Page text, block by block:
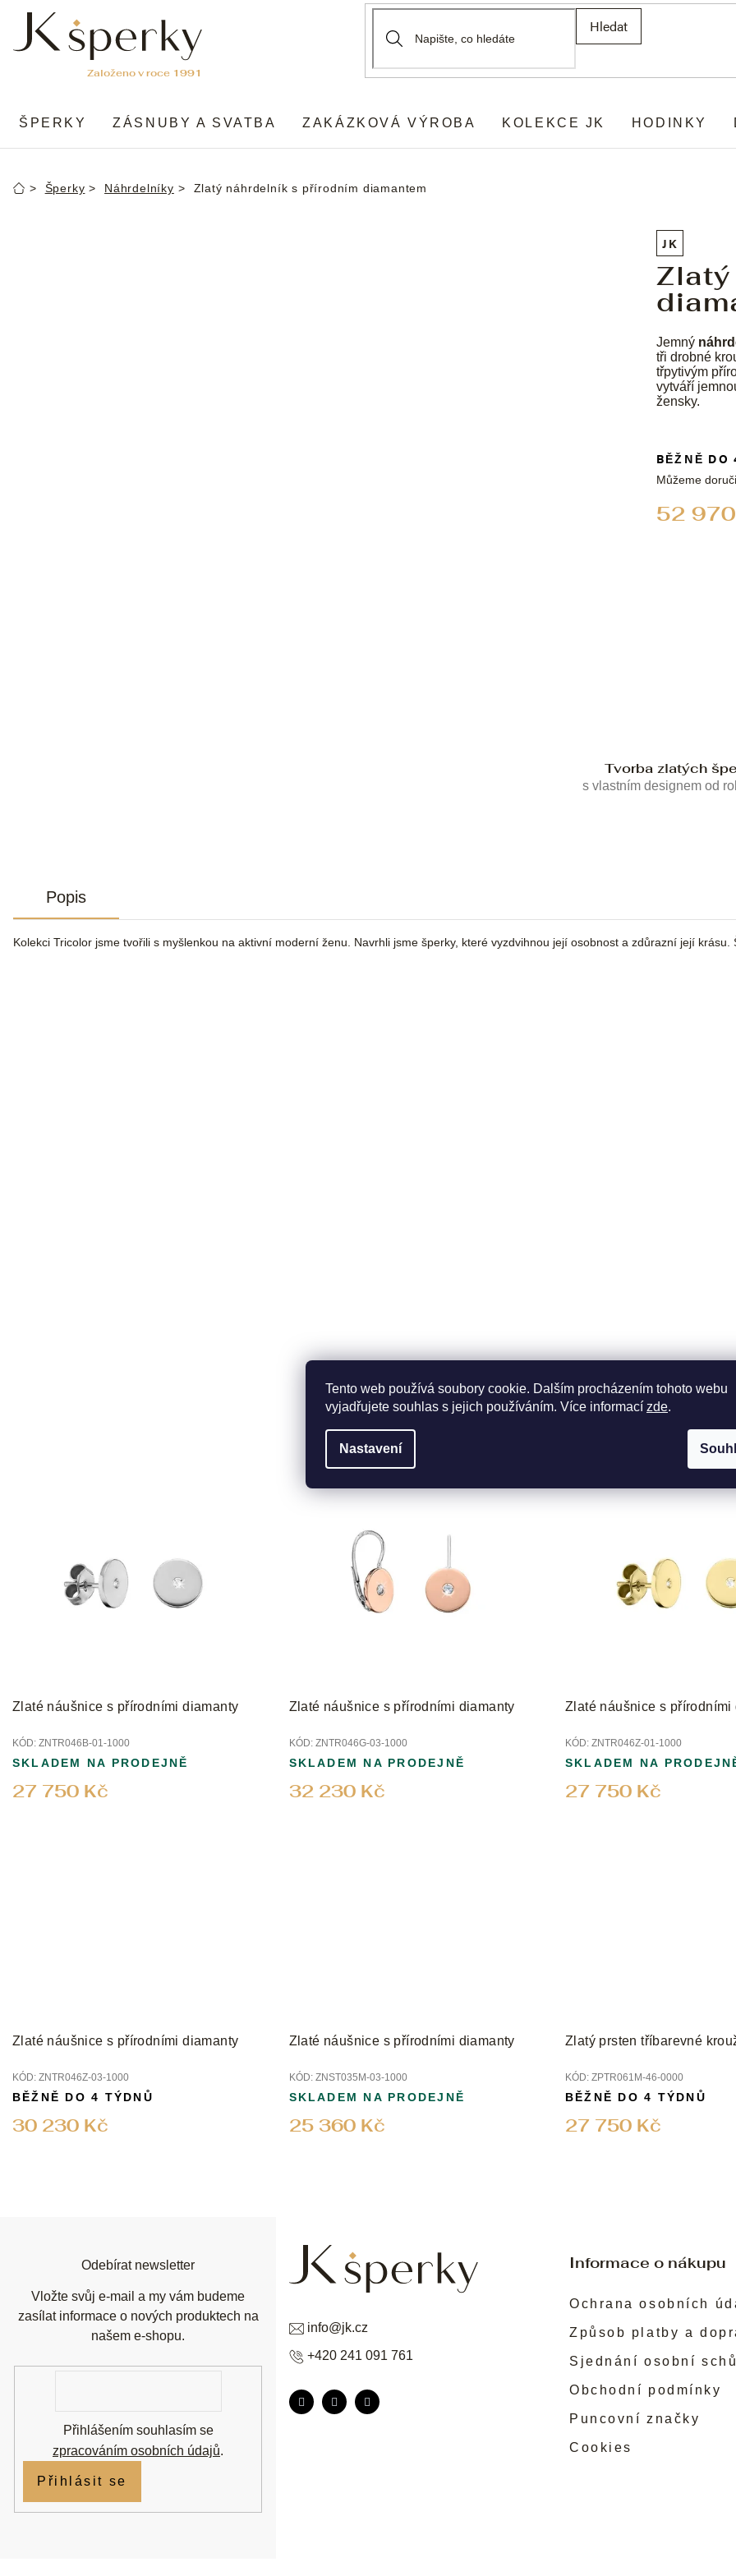
Tento web používá soubory cookie. Dalším procházením tohoto webu
vyjadřujete souhlas s jejich používáním. Více informací zde.
Nastavení
obsah
Hledat
ŠPERKY ZÁSNUBY A SVATBA ZAKÁZKOVÁ VÝROBA KOLEKCE JK HODINKY
DomůŠperky Náhrdelníky Zlatý náhrdelník s přírodním diamantem
JK
Jemný
tři drobné
třpytivým
vytváří
žensky.
52
BĚŽNĚ DO
Můžeme
Tvorba zlatých
s vlastním designem od
Popis
Kolekci Tricolor jsme tvořili s myšlenkou na aktivní moderní ženu. Navrhli jsme šperky, které vyzdvihnou její osobnost a zdůrazní její krásu.
Zlaté náušnice s přírodními diamanty
KÓD: ZNTR046B-01-1000
27 750 Kč
SKLADEM NA PRODEJNĚ
Zlaté náušnice s přírodními diamanty
KÓD: ZNTR046G-03-1000
32 230 Kč
SKLADEM NA PRODEJNĚ
Zlaté náušnice s přírodními
KÓD: ZNTR046Z-01-1000
27 750 Kč
SKLADEM NA
Zlaté náušnice s přírodními diamanty
KÓD: ZNTR046Z-03-1000
30 230 Kč
BĚŽNĚ DO 4 TÝDNŮ
Zlaté náušnice s přírodními diamanty
KÓD: ZNST035M-03-1000
25 360 Kč
SKLADEM NA PRODEJNĚ
Zlatý prsten tříbarevné
KÓD: ZPTR061M-46-0000
27 750 Kč
BĚŽNĚ DO 4 TÝDNŮ
Informace o nákupu
Ochrana osobních
Způsob platby a
Sjednání osobní
Obchodní podmínky
Puncovní značky
Cookies
info@jk.cz
+420 241 091 761
Odebírat newsletter
Vložte svůj e-mail a my vám budeme
zasílat informace o nových produktech na
našem e-shopu.
Přihlášením souhlasím se
zpracováním osobních údajů.
Přihlásit se